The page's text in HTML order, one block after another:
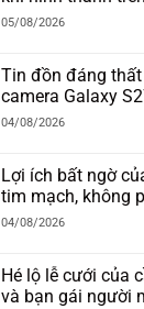
05/08/2026
Tin đồn đáng
camera Galaxy
04/08/2026
Lợi ích bất ngờ
tim mạch, không
04/08/2026
Hé lộ lễ cưới của
và bạn gái người